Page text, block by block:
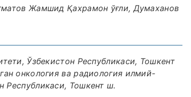
Жамшид Қахрамон ўғли, Думаханов
Ўзбекистон Республикаси, Тошкент
онкология ва радиология илмий-
Республикаси, Тошкент ш.